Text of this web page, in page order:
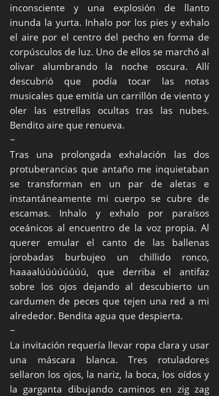
inconsciente y una explosión de llanto
inunda la yurta. Inhalo por los pies y exhalo
el aire por el centro del pecho en forma de
corpúsculos de luz. Uno de ellos se marchó al
olivar alumbrando la noche oscura. Allí
descubrió que podía tocar las notas
musicales que emitía un carrillón de viento y
oler las estrellas ocultas tras las nubes.
Bendito aire que renueva.
~
Tras una prolongada exhalación las dos
protuberancias que antaño me inquietaban
se transforman en un par de aletas e
instantáneamente mi cuerpo se cubre de
escamas. Inhalo y exhalo por paraísos
oceánicos al encuentro de la voz propia. Al
querer emular el canto de las ballenas
jorobadas burbujeo un chillido ronco,
haaaalúúúúúúúú, que derriba el antifaz
sobre los ojos dejando al descubierto un
cardumen de peces que tejen una red a mi
alrededor. Bendita agua que despierta.
~
La invitación requería llevar ropa clara y usar
una máscara blanca. Tres rotuladores
sellaron los ojos, la nariz, la boca, los oídos y
la garganta dibujando caminos en zig zag